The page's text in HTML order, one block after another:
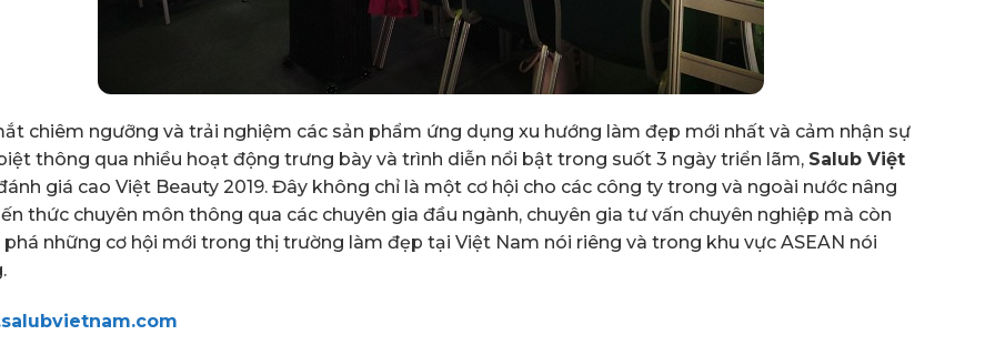
chiêm ngưỡng và trải nghiệm các sản phẩm ứng dụng xu hướng làm đẹp mới nhất và cảm nhận sự
thông qua nhiều hoạt động trưng bày và trình diễn nổi bật trong suốt 3 ngày triển lãm, Salub Việt
giá cao Việt Beauty 2019. Đây không chỉ là một cơ hội cho các công ty trong và ngoài nước nâng
thức chuyên môn thông qua các chuyên gia đầu ngành, chuyên gia tư vấn chuyên nghiệp mà còn
những cơ hội mới trong thị trường làm đẹp tại Việt Nam nói riêng và trong khu vực ASEAN nói